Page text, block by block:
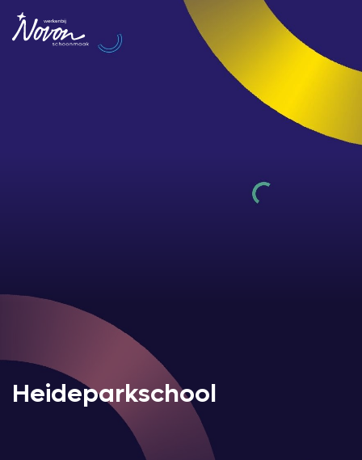
Heideparkschool